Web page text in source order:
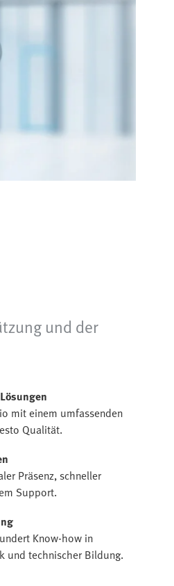
und der
mit einem umfassenden
Qualität.
Präsenz, schneller
Support.
Know-how in
und technischer Bildung.